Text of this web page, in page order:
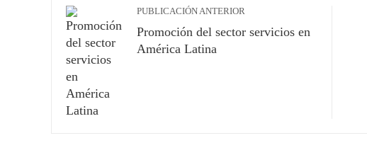
PUBLICACIÓN ANTERIOR
Promoción del sector servicios en
América Latina